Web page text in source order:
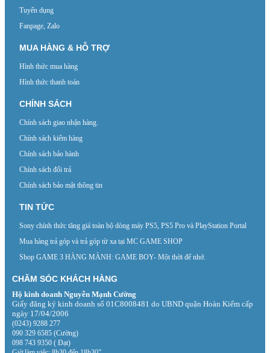
Tuyển dụng
Fanpage, Zalo
MUA HÀNG & HỖ TRỢ
Hình thức mua hàng
Hình thức thanh toán
CHÍNH SÁCH
Chính sách giao nhận hàng.
Chính sách kiểm hàng
Chính sách bảo hành
Chính sách đổi trả
Chính sách bảo mật thông tin
TIN TỨC
Sony chính thức tăng giá toàn bộ dòng máy PS5, PS5 Pro và PlayStation Portal
Mua hàng trả góp và trả góp từ xa tại MC GAME SHOP
Shop GAME 3 HÀNG MÀNH: GAME BOY- Một thời để nhớ.
CHĂM SÓC KHÁCH HÀNG
Hộ kinh doanh Nguyễn Mạnh Cường
Giấy đăng ký kinh doanh số 01C8008481 do UBND quận Hoàn Kiếm cấp
ngày 17/04/2006
(0243) 9288 277
090 329 6585 (Cường)
098 743 9350 ( Đạt)